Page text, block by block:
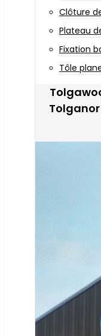
Clôture
Plateau
Fixation
Tôle